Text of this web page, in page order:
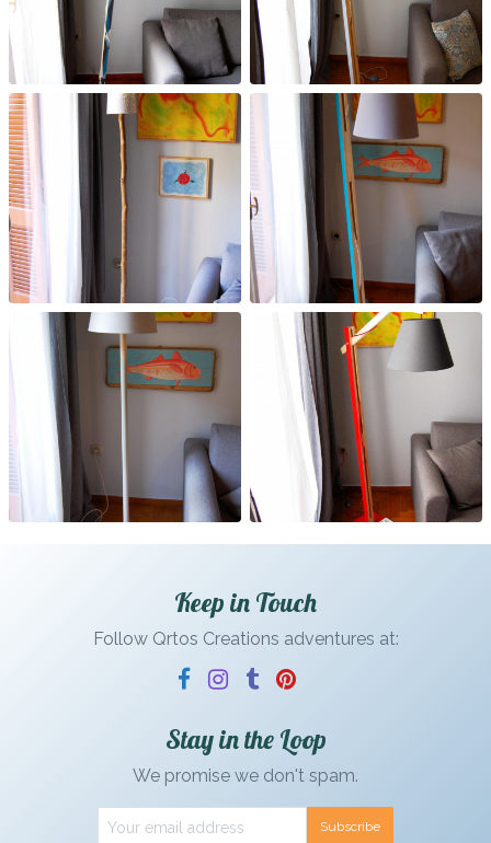
Keep in Touch
Follow Qrtos Creations adventures at:
Stay in the Loop
We promise we don't spam.
Subscribe